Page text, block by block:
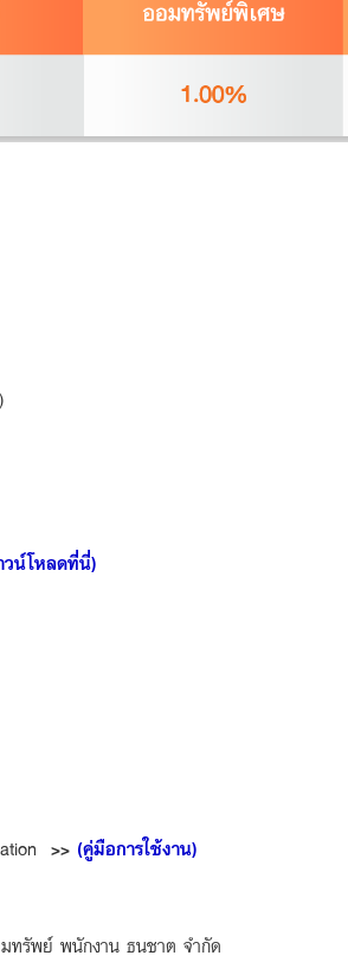
วน์โหลดที่นี่)
>> (คู่มือการใช้งาน)
ทรัพย์ พนักงาน ธนชาต จำกัด